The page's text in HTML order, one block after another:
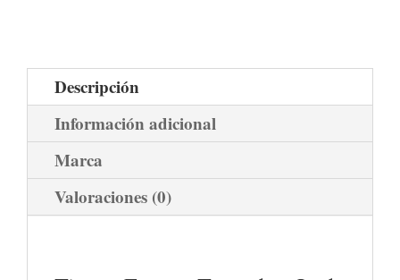
Descripción
Información adicional
Marca
Valoraciones (0)